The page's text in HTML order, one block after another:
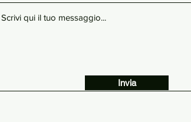
Invia